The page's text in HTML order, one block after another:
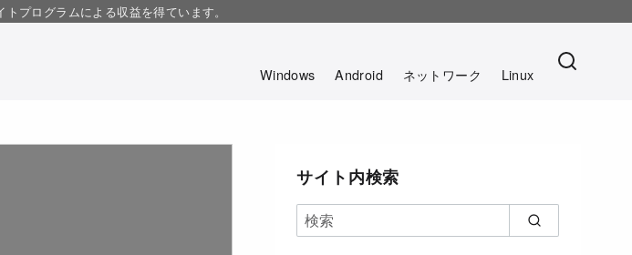
プログラムによる収益を得ています。
Windows Android ネットワーク Linux
サイト内検索